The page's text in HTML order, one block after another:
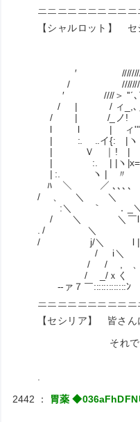
￣￣￣￣￣￣￣￣￣
【シャルロット】 セ
′
/
′ ////＞ ''´､￣
/ | / ィ_,､＿,
/ | /_ノ! _|__
l l | ィ'" !ヽ
| :. ..イ{: |
| Ｖ ｜! | ＼-
| :. | |ヽ|x=＝
| :. ヽ
ﾊ ＼ ／ ､
/ 、 ＼
:＼ ｀ ．
/ ＼ ＼￣l`i
. / ＼ ヽ| ﾄ
/ j/＼ l |
/ i＼ |｀ ー
/ / ,ゝ、
/ _/ｘく /＼
-‐ァ７￣
￣￣￣￣￣￣￣￣￣
【セシリア】 皆さん
それでは
2442 ： 胃薬